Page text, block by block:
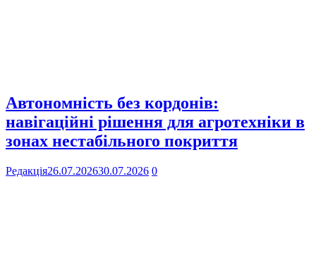
Автономність без кордонів:
навігаційні рішення для агротехніки в
зонах нестабільного покриття
Редакція26.07.202630.07.2026 0